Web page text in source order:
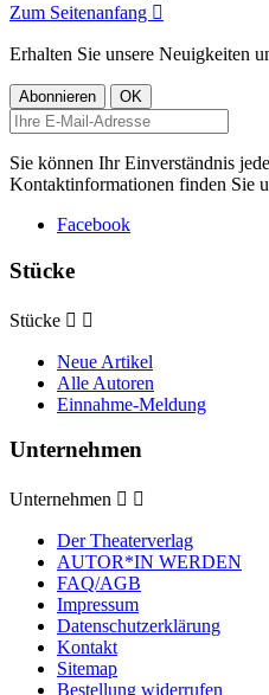
Zum Seitenanfang 
Erhalten Sie unsere Neuigkeiten
Sie können Ihr Einverständnis
Kontaktinformationen finden Sie
Facebook
Stücke
Stücke  
Neue Artikel
Alle Autoren
Einnahme-Meldung
Unternehmen
Unternehmen  
Der Theaterverlag
AUTOR*IN WERDEN
FAQ/AGB
Impressum
Datenschutzerklärung
Kontakt
Sitemap
Bestellung widerrufen